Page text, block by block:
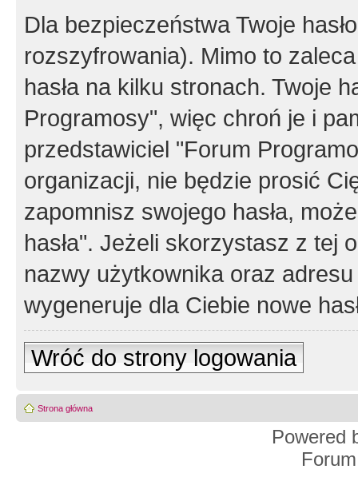
Dla bezpieczeństwa Twoje
rozszyfrowania). Mimo to
hasła na kilku stronach. Twoje
Programosy", więc chroń je i
przedstawiciel "Forum
organizacji, nie będzie prosić
zapomnisz swojego hasła,
hasła". Jeżeli skorzystasz z tej
nazwy użytkownika oraz
wygeneruje dla Ciebie nowe
Wróć do strony logowania
Strona główna
Powered